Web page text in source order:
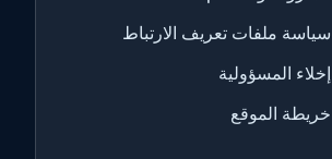
سياسة ملفات تعريف الارتباط
إخلاء المسؤولية
خريطة الموقع